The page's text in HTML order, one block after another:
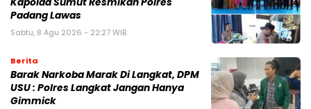
Padang Lawas
Sabtu, 8 Agu 2026 - 22:27 WIB
Berita
Barak Narkoba Marak Di Langkat, DPM
USU : Polres Langkat Jangan Hanya
Gimmick